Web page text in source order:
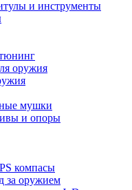
и инструменты
оружия
мушки
и опоры
компасы
за оружием